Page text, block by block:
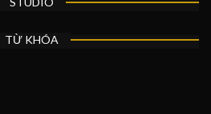
TỪ KHÓA